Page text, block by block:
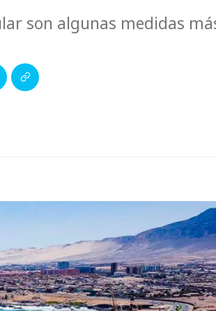
son algunas medidas